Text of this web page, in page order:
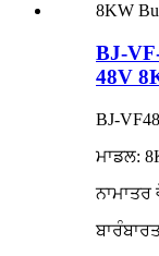
BJ-
48V
BJ-
ਮਾਡਲ:
ਨਾਮਾਤਰ